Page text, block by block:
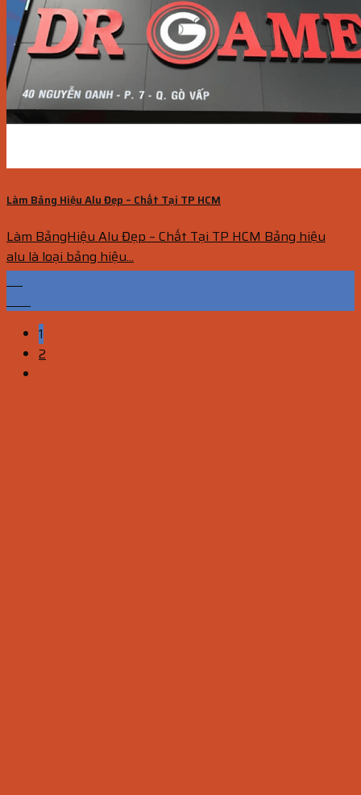
Làm Bảng Hiệu Alu Đẹp – Chất Tại TP HCM
Làm BảngHiệu Alu Đẹp – Chất Tại TP HCM Bảng hiệu
alu là loại bảng hiệu...
1
2